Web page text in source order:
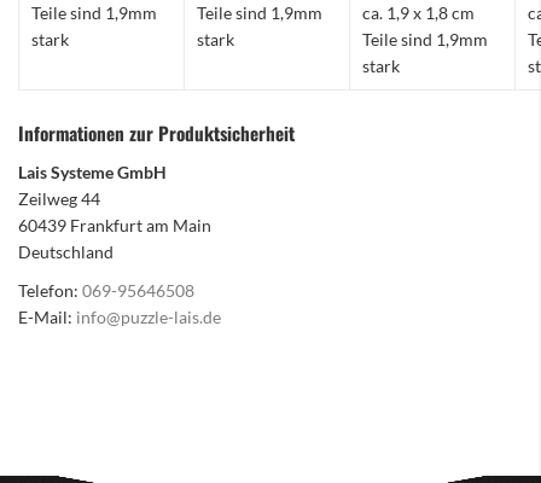
Teile sind 1,9mm
stark
Teile sind 1,9mm
stark
ca. 1,9 x 1,8 cm
Teile sind 1,9mm
stark
Informationen zur Produktsicherheit
Lais Systeme GmbH
Zeilweg 44
60439 Frankfurt am Main
Deutschland
Telefon: 069-95646508
E-Mail: info@puzzle-lais.de